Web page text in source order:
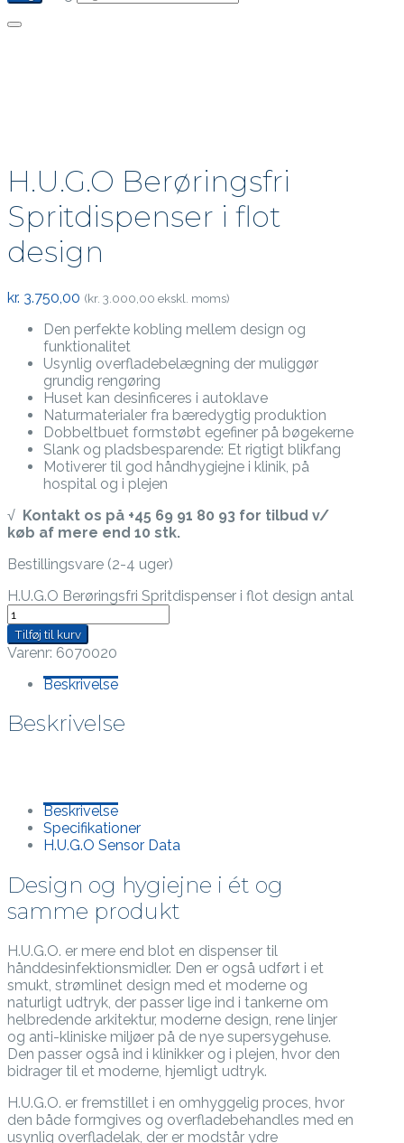
H.U.G.O Berøringsfri
Spritdispenser i flot
design
kr. 3.750,00 (kr. 3.000,00 ekskl. moms)
Den perfekte kobling mellem design og
funktionalitet
Usynlig overfladebelægning der muliggør
grundig rengøring
Huset kan desinficeres i autoklave
Naturmaterialer fra bæredygtig produktion
Dobbeltbuet formstøbt egefiner på bøgekerne
Slank og pladsbesparende: Et rigtigt blikfang
Motiverer til god håndhygiejne i klinik, på
hospital og i plejen
√ Kontakt os på +45 69 91 80 93 for tilbud v/
køb af mere end 10 stk.
Bestillingsvare (2-4 uger)
H.U.G.O Berøringsfri Spritdispenser i flot design antal
Tilføj til kurv
Varenr: 6070020
Beskrivelse
Beskrivelse
Beskrivelse
Specifikationer
H.U.G.O Sensor Data
Design og hygiejne i ét og
samme produkt
H.U.G.O. er mere end blot en dispenser til
hånddesinfektionsmidler. Den er også udført i et
smukt, strømlinet design med et moderne og
naturligt udtryk, der passer lige ind i tankerne om
helbredende arkitektur, moderne design, rene linjer
og anti-kliniske miljøer på de nye supersygehuse.
Den passer også ind i klinikker og i plejen, hvor den
bidrager til et moderne, hjemligt udtryk.
H.U.G.O. er fremstillet i en omhyggelig proces, hvor
den både formgives og overfladebehandles med en
usynlig overfladelak, der er modstår ydre